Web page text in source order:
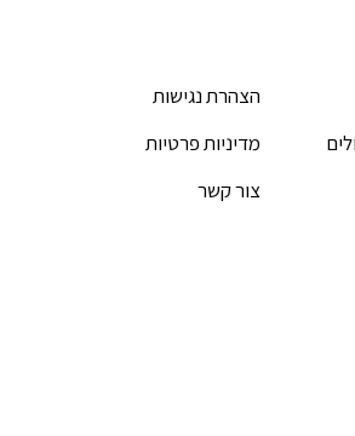
הצהרת נגישות
מדיניות פרטיות
צור קשר